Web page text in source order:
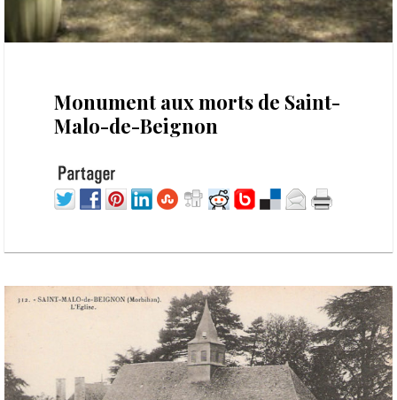
Monument aux morts de Saint-
Malo-de-Beignon